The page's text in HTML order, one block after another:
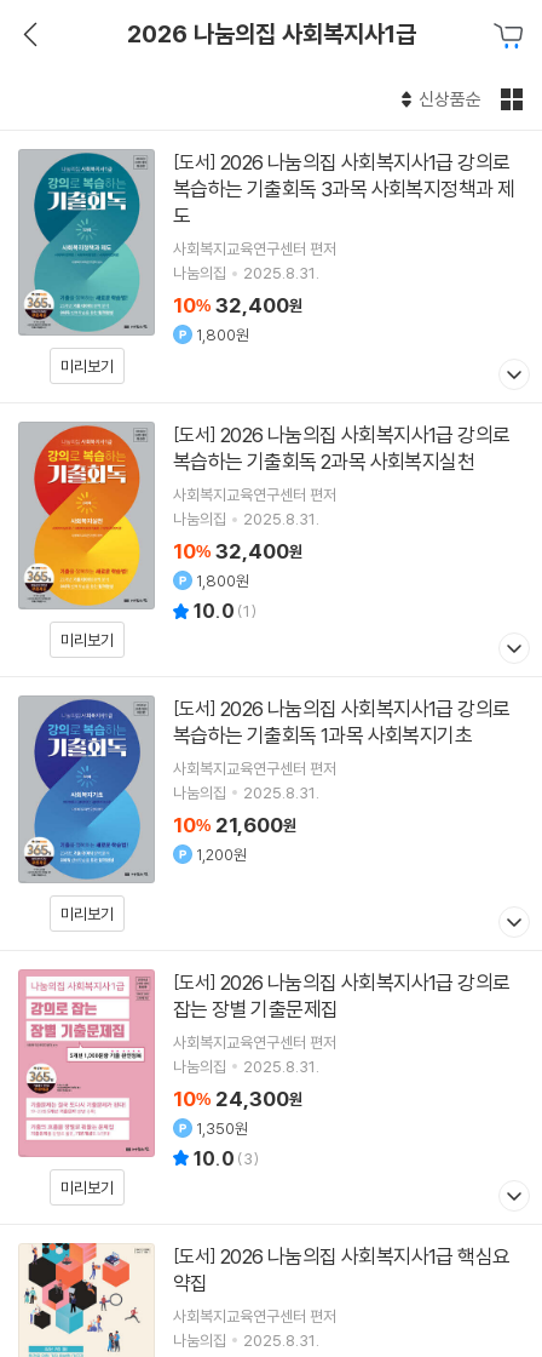
2026 나눔의집 사회복지사1급
신상품순
미리보기
[도서]
복습하는 기출회독 3과목 사회복지정책과 제
도
사회복지교육연구센터 편저
나눔의집
2025.8.31.
10% 32,400원
1,800원
미리보기
[도서]
복습하는 기출회독 2과목 사회복지실천
사회복지교육연구센터 편저
나눔의집
2025.8.31.
10% 32,400원
1,800원
10.0 (1)
미리보기
[도서]
복습하는 기출회독 1과목 사회복지기초
사회복지교육연구센터 편저
나눔의집
2025.8.31.
10% 21,600원
1,200원
미리보기
[도서]
잡는 장별 기출문제집
사회복지교육연구센터 편저
나눔의집
2025.8.31.
10% 24,300원
1,350원
10.0 (3)
[도서]
약집
사회복지교육연구센터 편저
나눔의집
2025.8.31.